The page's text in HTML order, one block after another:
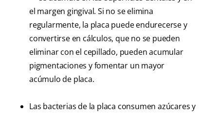
el margen gingival. Si no se elimina
regularmente, la placa puede endurecerse y
convertirse en cálculos, que no se pueden
eliminar con el cepillado, pueden acumular
pigmentaciones y fomentar un mayor
acúmulo de placa.
Las bacterias de la placa consumen azúcares y